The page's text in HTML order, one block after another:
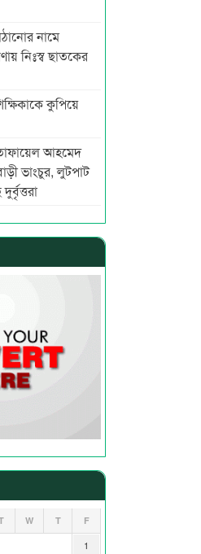
নামে
নিঃস্ব ছাতকের
কুপিয়ে
আহমেদ
ভাংচুর, লুটপাট
W T F
1